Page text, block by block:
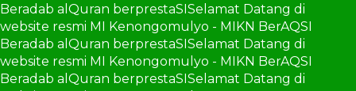
Beradab alQuran berprestaSISelamat Datang di
website resmi MI Kenongomulyo - MIKN BerAQSI
Beradab alQuran berprestaSISelamat Datang di
website resmi MI Kenongomulyo - MIKN BerAQSI
Beradab alQuran berprestaSISelamat Datang di